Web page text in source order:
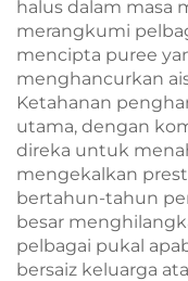
halus dalam masa
merangkumi
mencipta puree
menghancurkan
Ketahanan
utama, dengan
direka untuk
mengekalkan
bertahun-tahun
besar
pelbagai pukal
bersaiz keluarga